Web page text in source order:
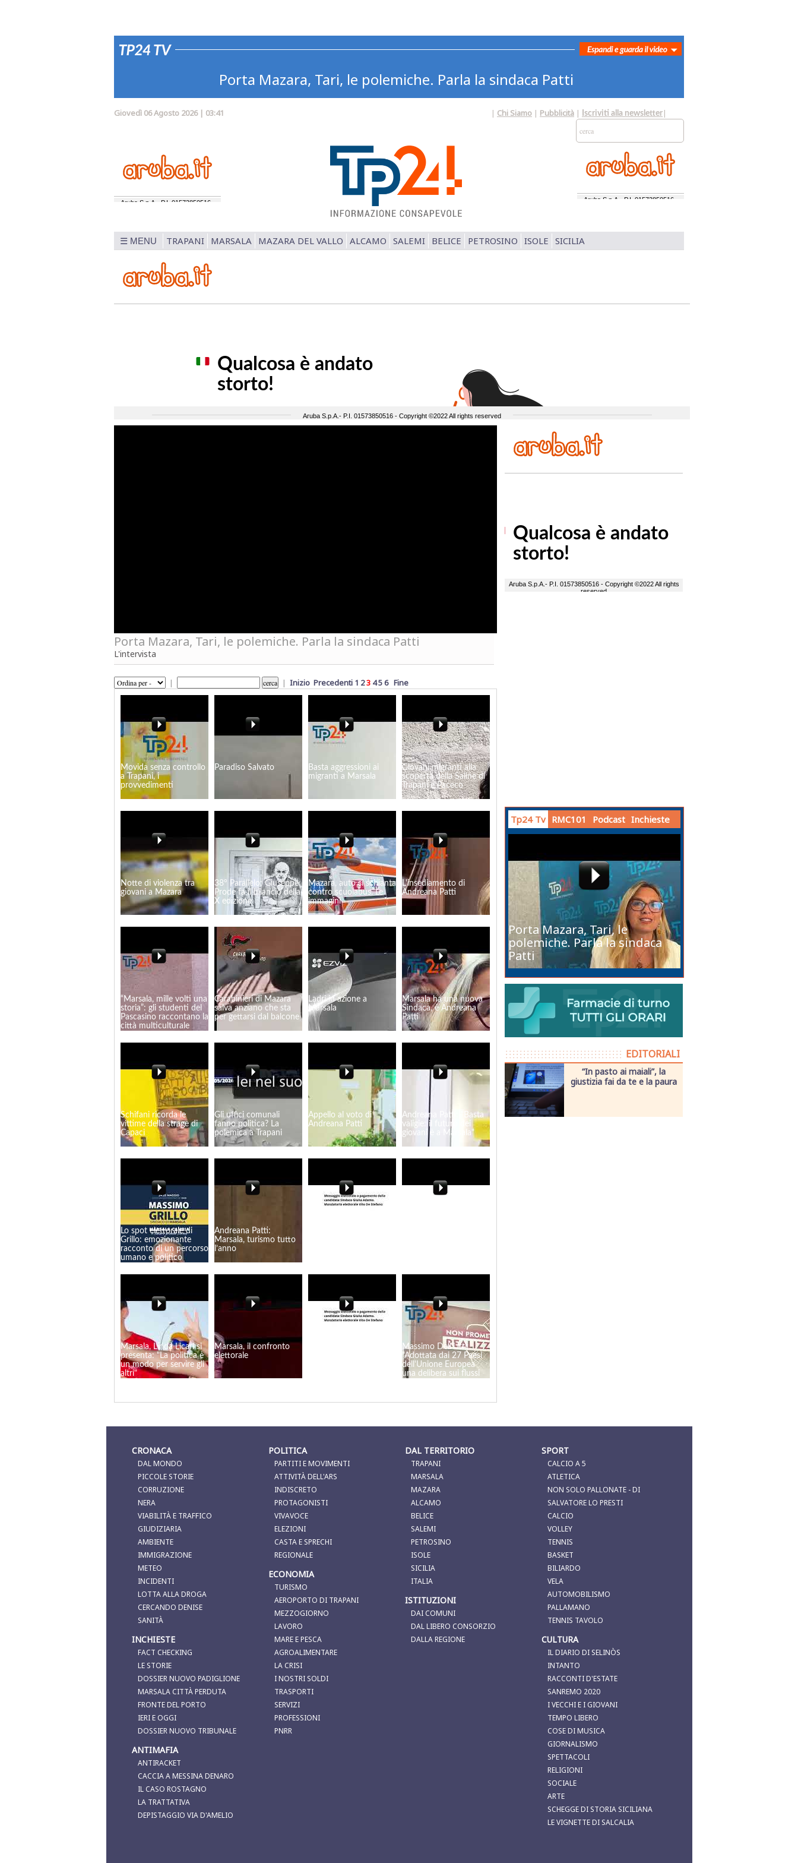
Porta Mazara, Tari, le polemiche. Parla la sindaca Patti
Giovedì 06 Agosto 2026 | 03:41 | Chi Siamo | Pubblicità | Iscriviti alla newsletter |
☰ MENU TRAPANI MARSALA MAZARA DEL VALLO ALCAMO SALEMI BELICE PETROSINO ISOLE SICILIA
Porta Mazara, Tari, le polemiche. Parla la sindaca Patti
L'intervista
| | Inizio Precedenti 1 23 456 Fine
Movida senza controllo
a Trapani, i
provvedimenti
Paradiso Salvato
Basta aggressioni ai
migranti a Marsala
Giovani migranti alla
scoperta della Saline di
Trapani e Paceco
Notte di violenza tra
giovani a Mazara
38° Parallelo: Giuseppe
Prode fa il bilancio della
X edizione
Mazara, auto si schianta
contro scuolabus. Le
immagini
L'insediamento di
Andreana Patti
“Marsala, mille volti una
storia”: gli studenti del
Pascasino raccontano la
città multiculturale
Carabinieri di Mazara
salva anziano che sta
per gettarsi dal balcone
Ladri in azione a
Marsala
Marsala ha una nuova
Sindaca, è Andreana
Patti
Schifani ricorda le
vittime della strage di
Capaci
Gli uffici comunali
fanno politica? La
polemica a Trapani
Appello al voto di
Andreana Patti
Andreana Patti: "Basta
valigie: il futuro dei
giovani è a Marsala"
Lo spot elettorale di
Grillo: emozionante
racconto di un percorso
umano e politico
Andreana Patti:
Marsala, turismo tutto
l’anno
Marsala, Linda Licari si
presenta: "La politica è
un modo per servire gli
altri"
Marsala, il confronto
elettorale
Massimo Dell'Utri:
"Adottata dai 27 Paesi
dell'Unione Europea
una delibera sui flussi
Tp24 Tv RMC101 Podcast Inchieste
Porta Mazara, Tari, le
polemiche. Parla la sindaca
Patti
EDITORIALI
“In pasto ai maiali”, la
giustizia fai da te e la paura
CRONACA
DAL MONDO
PICCOLE STORIE
CORRUZIONE
NERA
VIABILITÀ E TRAFFICO
GIUDIZIARIA
AMBIENTE
IMMIGRAZIONE
METEO
INCIDENTI
LOTTA ALLA DROGA
CERCANDO DENISE
SANITÀ
INCHIESTE
FACT CHECKING
LE STORIE
DOSSIER NUOVO PADIGLIONE
MARSALA CITTÀ PERDUTA
FRONTE DEL PORTO
IERI E OGGI
DOSSIER NUOVO TRIBUNALE
ANTIMAFIA
ANTIRACKET
CACCIA A MESSINA DENARO
IL CASO ROSTAGNO
LA TRATTATIVA
DEPISTAGGIO VIA D'AMELIO
POLITICA
PARTITI E MOVIMENTI
ATTIVITÀ DELL'ARS
INDISCRETO
PROTAGONISTI
VIVAVOCE
ELEZIONI
CASTA E SPRECHI
REGIONALE
ECONOMIA
TURISMO
AEROPORTO DI TRAPANI
MEZZOGIORNO
LAVORO
MARE E PESCA
AGROALIMENTARE
LA CRISI
I NOSTRI SOLDI
TRASPORTI
SERVIZI
PROFESSIONI
PNRR
DAL TERRITORIO
TRAPANI
MARSALA
MAZARA
ALCAMO
BELICE
SALEMI
PETROSINO
ISOLE
SICILIA
ITALIA
ISTITUZIONI
DAI COMUNI
DAL LIBERO CONSORZIO
DALLA REGIONE
SPORT
CALCIO A 5
ATLETICA
NON SOLO PALLONATE - DI
SALVATORE LO PRESTI
CALCIO
VOLLEY
TENNIS
BASKET
BILIARDO
VELA
AUTOMOBILISMO
PALLAMANO
TENNIS TAVOLO
CULTURA
IL DIARIO DI SELINÒS
INTANTO
RACCONTI D'ESTATE
SANREMO 2020
I VECCHI E I GIOVANI
TEMPO LIBERO
COSE DI MUSICA
GIORNALISMO
SPETTACOLI
RELIGIONI
SOCIALE
ARTE
SCHEGGE DI STORIA SICILIANA
LE VIGNETTE DI SALCALIA